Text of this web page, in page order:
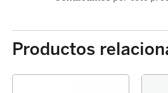
Productos